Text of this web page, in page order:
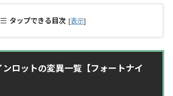
タップできる目次 [表示]
ンロットの変異一覧【フォートナイ